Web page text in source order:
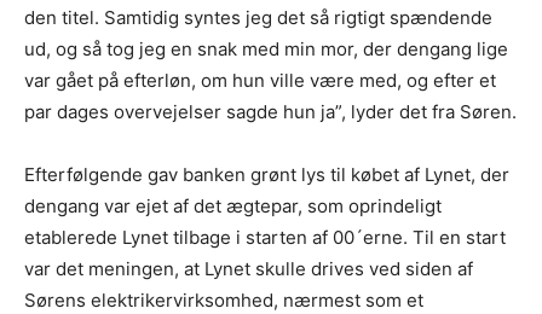
den titel. Samtidig syntes jeg det så rigtigt spændende
ud, og så tog jeg en snak med min mor, der dengang lige
var gået på efterløn, om hun ville være med, og efter et
par dages overvejelser sagde hun ja”, lyder det fra Søren.
Efterfølgende gav banken grønt lys til købet af Lynet, der
dengang var ejet af det ægtepar, som oprindeligt
etablerede Lynet tilbage i starten af 00´erne. Til en start
var det meningen, at Lynet skulle drives ved siden af
Sørens elektrikervirksomhed, nærmest som et